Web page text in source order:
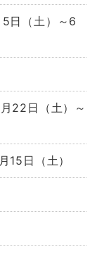
（土）～6
22日（土）～
日（土）